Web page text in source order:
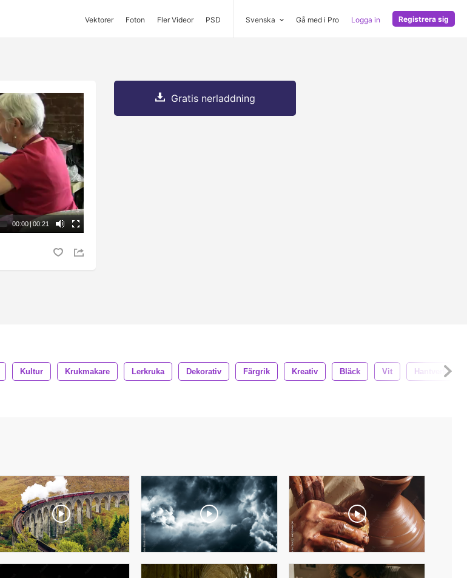
Vektorer Foton Fler Videor PSD Svenska Gå med i Pro Logga in Registrera sig
00:00 | 00:21
Gratis nerladdning
Kultur Krukmakare Lerkruka Dekorativ Färgrik Kreativ Bläck Vit Hantverk